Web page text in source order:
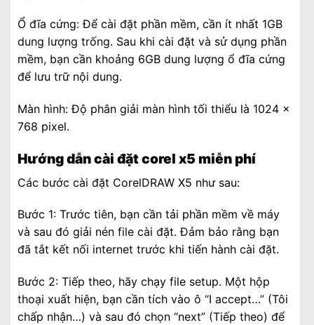
Ổ đĩa cứng: Để cài đặt phần mềm, cần ít nhất 1GB
dung lượng trống. Sau khi cài đặt và sử dụng phần
mềm, bạn cần khoảng 6GB dung lượng ổ đĩa cứng
để lưu trữ nội dung.
Màn hình: Độ phân giải màn hình tối thiểu là 1024 x
768 pixel.
Hướng dẫn cài đặt corel x5 miễn phí
Các bước cài đặt CorelDRAW X5 như sau:
Bước 1: Trước tiên, bạn cần tải phần mềm về máy
và sau đó giải nén file cài đặt. Đảm bảo rằng bạn
đã tắt kết nối internet trước khi tiến hành cài đặt.
Bước 2: Tiếp theo, hãy chạy file setup. Một hộp
thoại xuất hiện, bạn cần tích vào ô “I accept…” (Tôi
chấp nhận…) và sau đó chọn “next” (Tiếp theo) để